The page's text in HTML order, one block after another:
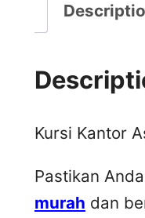
Kursi Kantor
Pastikan
murah dan